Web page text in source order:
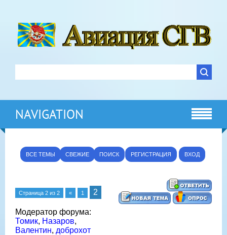
NAVIGATION
ВСЕ ТЕМЫ СВЕЖИЕ ПОИСК РЕГИСТРАЦИЯ ВХОД
Страница 2 из 2 « 1 2
Модератор форума:
Томик, Назаров,
Валентин, доброхот